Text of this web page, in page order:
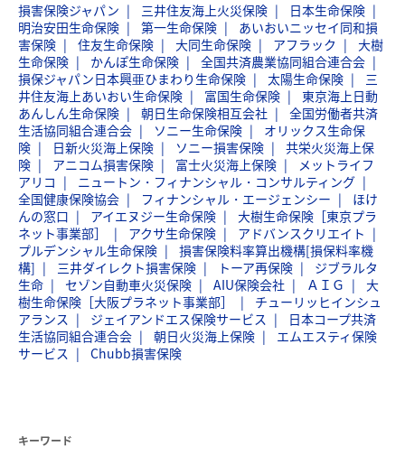
損害保険ジャパン 三井住友海上火災保険
日本生命保険
明治安田生命保険
第一生命保険
あいおいニッセイ同和損
害保険
住友生命保険 大同生命保険 アフラック
大樹
生命保険
かんぽ生命保険
全国共済農業協同組合連合会
損保ジャパン日本興亜ひまわり生命保険
太陽生命保険
三
井住友海上あいおい生命保険
富国生命保険
東京海上日動
あんしん生命保険
朝日生命保険相互会社
全国労働者共済
生活協同組合連合会
ソニー生命保険
オリックス生命保
険
日新火災海上保険 ソニー損害保険
共栄火災海上保
険
アニコム損害保険 富士火災海上保険
メットライフ
アリコ
ニュートン・フィナンシャル・コンサルティング
全国健康保険協会
フィナンシャル・エージェンシー
ほけ
んの窓口
アイエヌジー生命保険
大樹生命保険［東京プラ
ネット事業部］
アクサ生命保険
アドバンスクリエイト
プルデンシャル生命保険
損害保険料率算出機構[損保料率機
構]
三井ダイレクト損害保険 トーア再保険
ジブラルタ
生命
セゾン自動車火災保険 AIU保険会社 ＡＩＧ
大
樹生命保険［大阪プラネット事業部］
チューリッヒインシュ
アランス
ジェイアンドエス保険サービス
日本コープ共済
生活協同組合連合会
朝日火災海上保険
エムエスティ保険
サービス
Chubb損害保険
キーワード